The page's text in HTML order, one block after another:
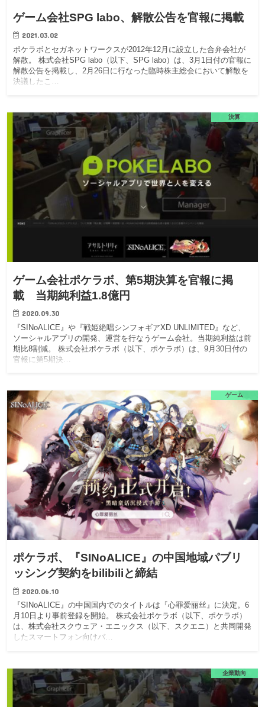
ゲーム会社SPG labo、解散公告を官報に掲載
2021.03.02
ポケラボとセガネットワークスが2012年12月に設立した合弁会社が
解散。 株式会社SPG labo（以下、SPG labo）は、3月1日付の官報に
解散公告を掲載し、2月26日に行なった臨時株主総会において解散を
決議したこ…
決算
ゲーム会社ポケラボ、第5期決算を官報に掲
載 当期純利益1.8億円
2020.09.30
『SINoALICE』や『戦姫絶唱シンフォギアXD UNLIMITED』など、
ソーシャルアプリの開発、運営を行なうゲーム会社。当期純利益は前
期比8割減。 株式会社ポケラボ（以下、ポケラボ）は、9月30日付の
官報に第5期決…
ゲーム
ポケラボ、『SINoALICE』の中国地域パブリ
ッシング契約をbilibiliと締結
2020.06.10
『SINoALICE』の中国国内でのタイトルは『心罪爱丽丝』に決定。6
月10日より事前登録を開始。 株式会社ポケラボ（以下、ポケラボ）
は、株式会社スクウェア・エニックス（以下、スクエニ）と共同開発
したスマートフォン向けバ…
企業動向